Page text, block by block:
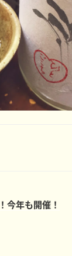
今年も開催！